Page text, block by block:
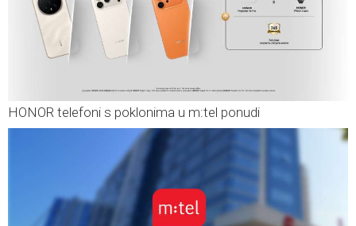
HONOR telefoni s poklonima u m:tel ponudi